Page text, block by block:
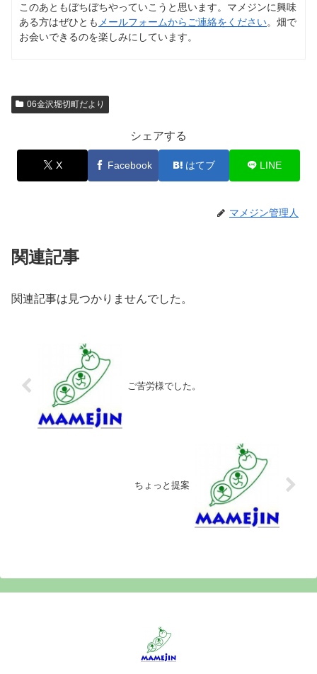
このあともぼちぼちやっていこうと思います。マメジンに興味
ある方はぜひとも メールフォームからご連絡をください。畑で
お会いできるのを楽しみにしています。
06金沢堀切町だより
シェアする
X Facebook はてブ LINE
マメジン管理人
関連記事
関連記事は見つかりませんでした。
ご苦労様でした。
ちょっと提案